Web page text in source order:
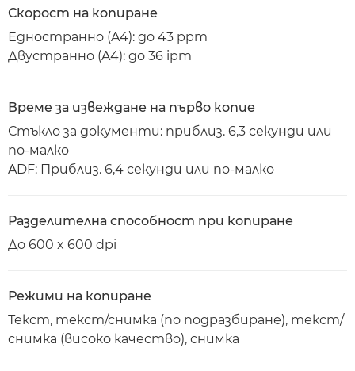
Скорост на копиране
Едностранно (A4): до 43 ppm
Двустранно (A4): до 36 ipm
Време за извеждане на първо копие
Стъкло за документи: приблиз. 6,3 секунди или
по-малко
ADF: Приблиз. 6,4 секунди или по-малко
Разделителна способност при копиране
До 600 x 600 dpi
Режими на копиране
Текст, текст/снимка (по подразбиране), текст/
снимка (високо качество), снимка